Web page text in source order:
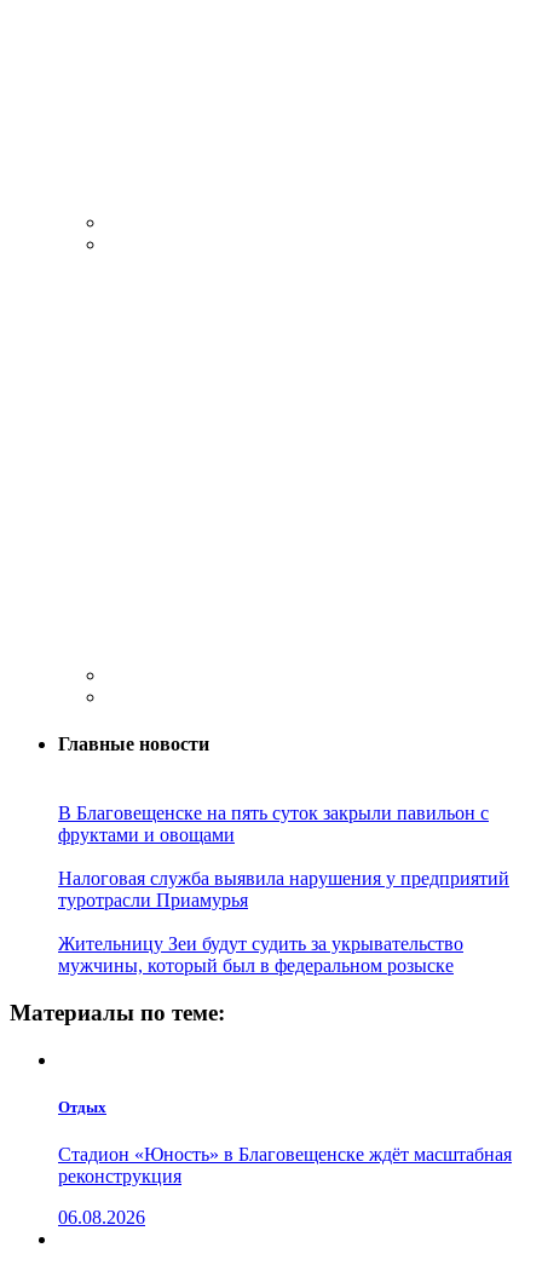
Главные новости
В Благовещенске на пять суток закрыли павильон с
фруктами и овощами
Налоговая служба выявила нарушения у предприятий
туротрасли Приамурья
Жительницу Зеи будут судить за укрывательство
мужчины, который был в федеральном розыске
Материалы по теме:
Отдых
Стадион «Юность» в Благовещенске ждёт масштабная
реконструкция
06.08.2026